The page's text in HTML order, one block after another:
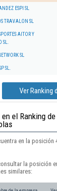
ESPI SL
TRAVALON SL
AITOR Y
SL.
SL
SL.
Ver Ranking
en el Ranking de
en la posición
la posición
similares: